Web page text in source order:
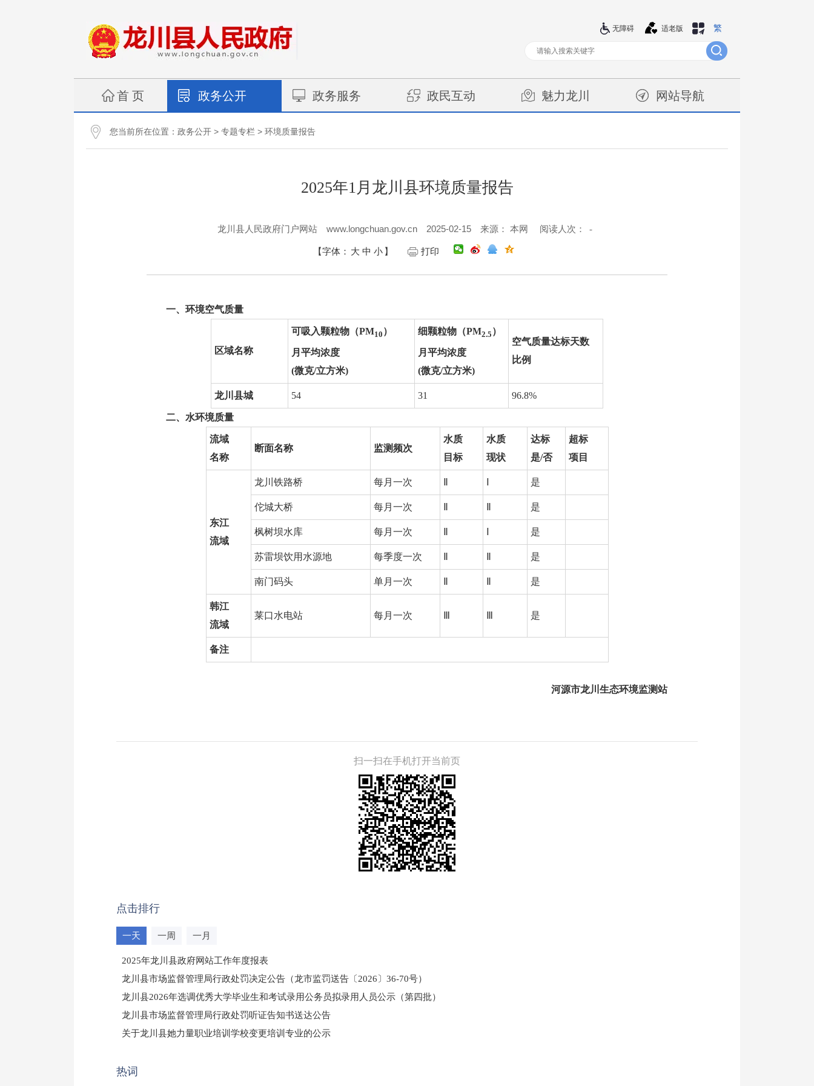
繁
适老版
无障碍
首 页 政务公开 政务服务 政民互动 魅力龙川 网站导航
您当前所在位置： 政务公开 > 专题专栏 > 环境质量报告
2025年1月龙川县环境质量报告
龙川县人民政府门户网站 www.longchuan.gov.cn 2025-02-15 来源： 本网 阅读人次： -
【字体： 大 中 小 】 打印
一、环境空气质量
区域名称
可吸入颗粒物（PM10 ）
月平均浓度
(微克/立方米)
细颗粒物（PM2.5 ）
月平均浓度
(微克/立方米)
空气质量达标天数
比例
龙川县城 54 31 96.8%
二、水环境质量
流域
名称
断面名称 监测频次
水质
目标
水质
现状
达标
是/否
超标
项目
东江
流域
龙川铁路桥 每月一次 是
佗城大桥 每月一次 是
枫树坝水库 每月一次 是
苏雷坝饮用水源地 每季度一次 是
南门码头 单月一次 是
韩江
流域
莱口水电站 每月一次 是
备注
河源市龙川 生态环境监测站
扫一扫在手机打开当前页
点击排行
一天 一周 一月
2025年龙川县政府网站工作年度报表
龙川县市场监督管理局行政处罚决定公告（龙市监罚送告〔2026〕36-70号）
龙川县2026年选调优秀大学毕业生和考试录用公务员拟录用人员公示（第四批）
龙川县市场监督管理局行政处罚听证告知书送达公告
（龙市监罚送告〔2026〕71号）
关于龙川县她力量职业培训学校变更培训专业的公示
热词